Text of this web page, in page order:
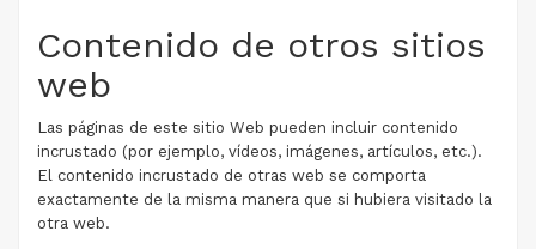
Contenido de otros sitios
web
Las páginas de este sitio Web pueden incluir contenido
incrustado (por ejemplo, vídeos, imágenes, artículos, etc.).
El contenido incrustado de otras web se comporta
exactamente de la misma manera que si hubiera visitado la
otra web.